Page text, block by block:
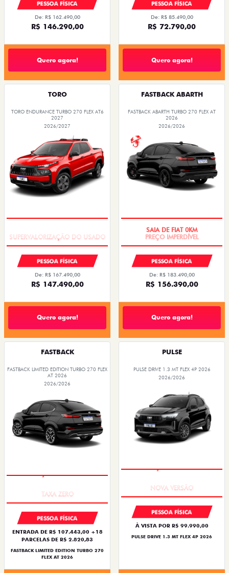
PESSOA FÍSICA
De: R$ 162.490,00
R$ 146.290,00
Quero agora!
PESSOA FÍSICA
De: R$ 85.490,00
R$ 72.790,00
Quero agora!
TORO
TORO ENDURANCE TURBO 270 FLEX AT6
2027
2026/2027
PESSOA FÍSICA
De: R$ 167.490,00
R$ 147.490,00
Quero agora!
FASTBACK ABARTH
FASTBACK ABARTH TURBO 270 FLEX AT
2026
2026/2026
PESSOA FÍSICA
De: R$ 183.490,00
R$ 156.390,00
Quero agora!
FASTBACK
FASTBACK LIMITED EDITION TURBO 270 FLEX
AT 2026
2026/2026
PREÇO IMPERDÍVEL
PESSOA FÍSICA
ENTRADA DE R$ 107.443,00 +18
PARCELAS DE R$ 2.820,83
FASTBACK LIMITED EDITION TURBO 270
FLEX AT 2026
PULSE
PULSE DRIVE 1.3 MT FLEX 4P 2026
2026/2026
PREÇO IMPERDÍVEL
PESSOA FÍSICA
À VISTA POR R$ 99.990,00
PULSE DRIVE 1.3 MT FLEX 4P 2026